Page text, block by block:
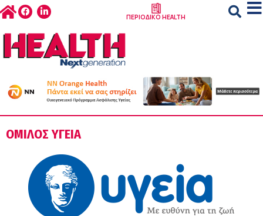
ΠΕΡΙΟΔΙΚΟ HEALTH
ΟΜΙΛΟΣ ΥΓΕΙΑ